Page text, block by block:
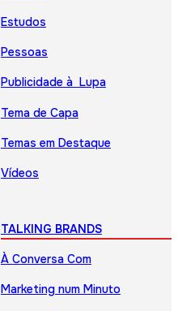
Estudos
Pessoas
Publicidade à Lupa
Tema de Capa
Temas em Destaque
Vídeos
TALKING BRANDS
À Conversa Com
Marketing num Minuto